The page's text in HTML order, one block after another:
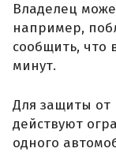
Владелец
например,
сообщить, что
минут.
Для защиты от
действуют
одного